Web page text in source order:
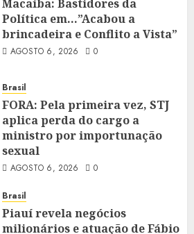
Macaíba: Bastidores da
Política em…”Acabou a
brincadeira e Conflito a Vista”
AGOSTO 6, 2026 0
Brasil
FORA: Pela primeira vez, STJ
aplica perda do cargo a
ministro por importunação
sexual
AGOSTO 6, 2026 0
Brasil
Piauí revela negócios
milionários e atuação de Fábio